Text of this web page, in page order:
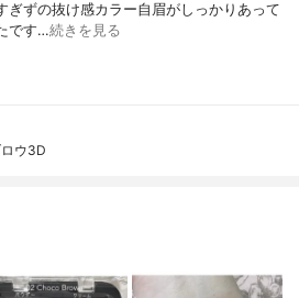
ぎずの抜け感カラー自眉がしっかりあって
です…続きを見る
ウ3D